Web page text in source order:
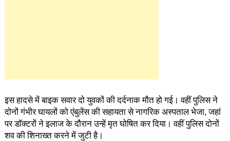
इस हादसे में बाइक सवार दो युवकों की दर्दनाक मौत हो गई। वहीं पुलिस ने
दोनों गंभीर घायलों को एंबुलेंस की सहायता से नागरिक अस्पताल भेजा, जहां
पर डॉक्टरों ने इलाज के दौरान उन्हें मृत घोषित कर दिया। वहीं पुलिस दोनों
शव की शिनाख्त करने में जुटी है।